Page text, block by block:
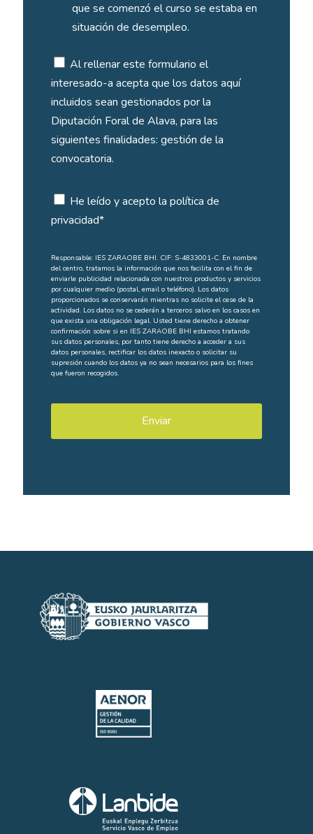
que se comenzó el curso se estaba en
situación de desempleo.
Al rellenar este formulario el
interesado-a acepta que los datos aquí
incluidos sean gestionados por la
Diputación Foral de Alava, para las
siguientes finalidades: gestión de la
convocatoria.
He leído y acepto la política de
privacidad*
Responsable: IES ZARAOBE BHI. CIF: S-4833001-C. En nombre
del centro, tratamos la información que nos facilita con el fin de
enviarle publicidad relacionada con nuestros productos y servicios
por cualquier medio (postal, email o teléfono). Los datos
proporcionados se conservarán mientras no solicite el cese de la
actividad. Los datos no se cederán a terceros salvo en los casos en
que exista una obligación legal. Usted tiene derecho a obtener
confirmación sobre si en IES ZARAOBE BHI estamos tratando
sus datos personales, por tanto tiene derecho a acceder a sus
datos personales, rectificar los datos inexacto o solicitar su
supresión cuando los datos ya no sean necesarios para los fines
que fueron recogidos.